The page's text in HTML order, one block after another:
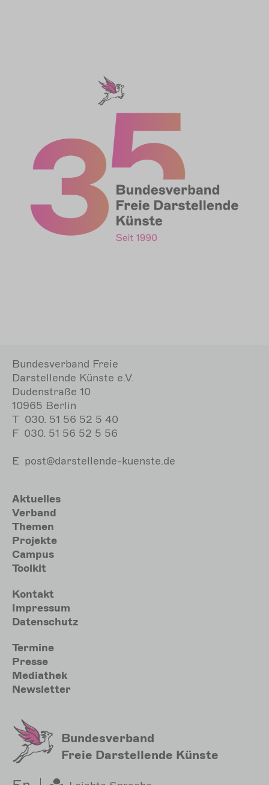
Bundesverband Freie
Darstellende Künste e.V.
Dudenstraße 10
10965 Berlin
T 030. 51 56 52 5 40
F 030. 51 56 52 5 56
E post@darstellende-kuenste.de
Hauptnavigation
Aktuelles
Verband
Themen
Projekte
Campus
Toolkit
Meta
Kontakt
Impressum
Datenschutz
Sekundärmenu
Termine
Presse
Mediathek
Newsletter
Bundesverband
Freie Darstellende Künste